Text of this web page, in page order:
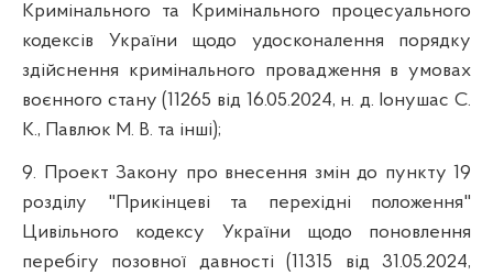
Кримінального та Кримінального процесуального
кодексів України щодо удосконалення порядку
здійснення кримінального провадження в умовах
воєнного стану (11265 від 16.05.2024, н. д. Іонушас С.
К., Павлюк М. В. та інші);
9. Проект Закону про внесення змін до пункту 19
розділу "Прикінцеві та перехідні положення"
Цивільного кодексу України щодо поновлення
перебігу позовної давності (11315 від 31.05.2024,